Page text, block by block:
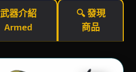
武器介紹
Armed
🔍 發現
商品